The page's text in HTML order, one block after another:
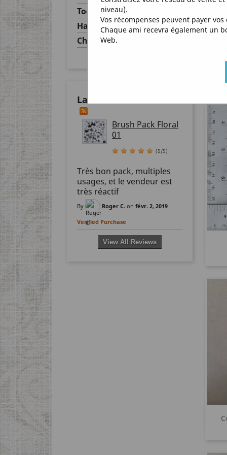
Tools
Halloween
Christmas
Last Product Reviews
Brush Pack Floral
01
(5/5)
Très bon pack, multiples
usages, et le vendeur est
très réactif
By Roger C. on févr. 2, 2019
Verified Purchase
View All Reviews
niveau).
Vos récompenses peuvent payer
Chaque ami recevra également un
Web.